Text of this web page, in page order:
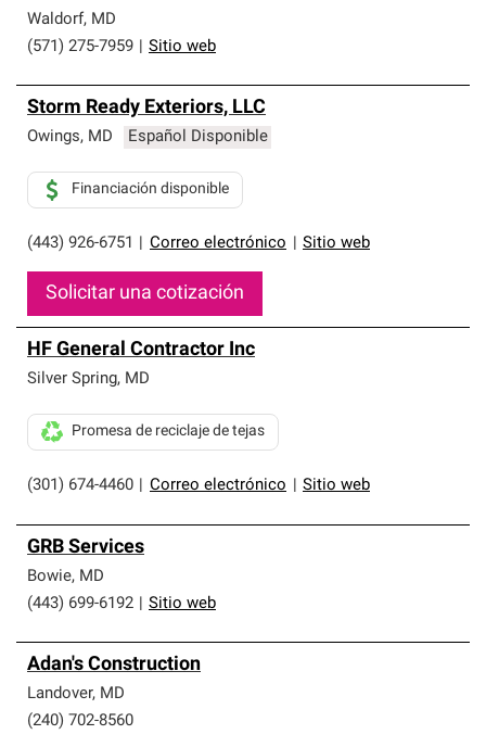
Waldorf, MD
(571) 275-7959
Sitio web
Storm Ready Exteriors, LLC
Owings, MD Español Disponible
(443) 926-6751 Correo electrónico Sitio web
Financiación disponible
Solicitar una cotización
HF General Contractor Inc
Silver Spring, MD
(301) 674-4460 Correo electrónico Sitio web
Promesa de reciclaje de tejas
GRB Services
Bowie, MD
(443) 699-6192
Sitio web
Adan's Construction
Landover, MD
(240) 702-8560